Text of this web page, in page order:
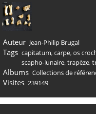
Auteur Jean-Philip Brugal
Tags capitatum,carpe,os
scapho-lunaire,trapèze,
Albums Collections de
Visites 239149